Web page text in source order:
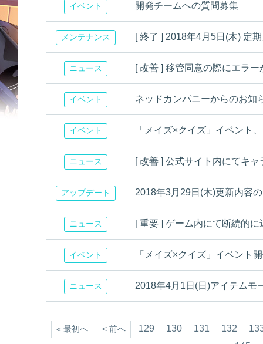
イベント 開発チームへの質問募集
メンテナンス [ 終了 ] 2018年4月5日(木) 定
ニュース [ 改善 ] 移管同意の際にエラ
イベント ネッドカンパニーからのお知
イベント 「メイズ×クイズ」イベント
ニュース [ 改善 ] 公式サイト内にてキ
アップデート 2018年3月29日(木)更新内容
ニュース [ 重要 ] ゲーム内にて断続的
イベント 「メイズ×クイズ」イベント
ニュース 2018年4月1日(日)アイテムモ
« 最初へ < 前へ 129 130 131 132